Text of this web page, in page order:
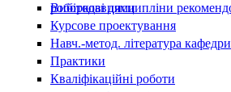
Вибіркові дисципліни рекомендовані кафедрою та роботодавцями
Курсове проектування
Навч.-метод. література кафедри
Практики
Кваліфікаційні роботи